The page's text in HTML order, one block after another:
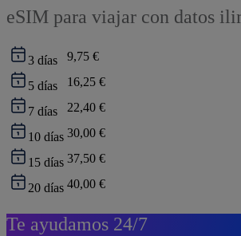
eSIM para viajar con datos
3 días 9,75 €
5 días 16,25 €
7 días 22,40 €
10 días 30,00 €
15 días 37,50 €
20 días 40,00 €
Te ayudamos 24/7